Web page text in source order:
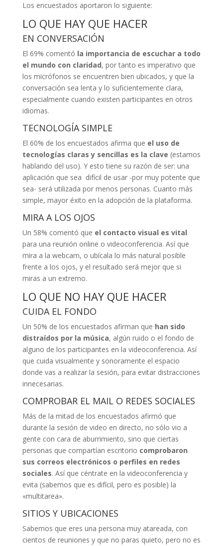
Los encuestados aportaron lo siguiente:
LO QUE HAY QUE HACER
EN CONVERSACIÓN
El 69% comentó la importancia de escuchar a todo
el mundo con claridad, por tanto es imperativo que
los micrófonos se encuentren bien ubicados, y que la
conversación sea lenta y lo suficientemente clara,
especialmente cuando existen participantes en otros
idiomas.
TECNOLOGÍA SIMPLE
El 60% de los encuestados afirma que el uso de
tecnologías claras y sencillas es la clave (estamos
hablando del uso). Y esto tiene su razón de ser: una
aplicación que sea difícil de usar -por muy potente que
sea- será utilizada por menos personas. Cuanto más
simple, mayor éxito en la adopción de la plataforma.
MIRA A LOS OJOS
Un 58% comentó que el contacto visual es vital
para una reunión online o videoconferencia. Así que
mira a la webcam, o ubícala lo más natural posible
frente a los ojos, y el resultado será mejor que si
miras a un extremo.
LO QUE NO HAY QUE HACER
CUIDA EL FONDO
Un 50% de los encuestados afirman que han sido
distraídos por la música, algún ruido o el fondo de
alguno de los participantes en la videoconferencia. Así
que cuida visualmente y sonoramente el espacio
donde vas a realizar la sesión, para evitar distracciones
innecesarias.
COMPROBAR EL MAIL O REDES SOCIALES
Más de la mitad de los encuestados afirmó que
durante la sesión de video en directo, no sólo vio a
gente con cara de aburrimiento, sino que ciertas
personas que compartían escritorio comprobaron
sus correos electrónicos o perfiles en redes
sociales. Así que céntrate en la videoconferencia y
evita (sabemos que es difícil, pero es posible) la
«multitarea».
SITIOS Y UBICACIONES
Sabemos que eres una persona muy atareada, con
cientos de reuniones y que no paras quieto, pero no es